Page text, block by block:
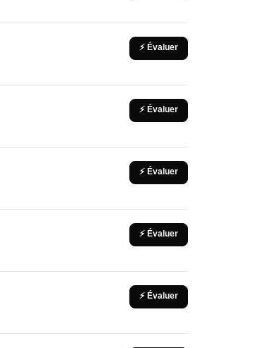
⚡ Évaluer
⚡ Évaluer
⚡ Évaluer
⚡ Évaluer
⚡ Évaluer